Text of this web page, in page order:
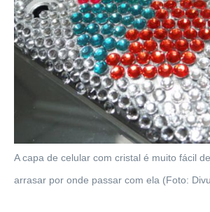
A capa de celular com cristal é muito fácil
arrasar por onde passar com ela (Foto: